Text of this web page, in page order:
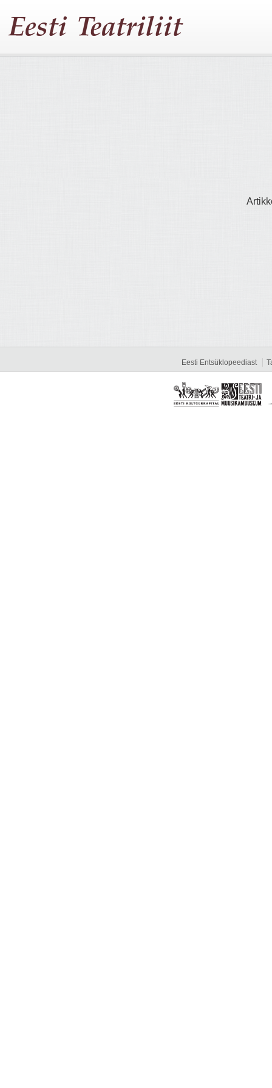
Eesti Entsüklopeediast